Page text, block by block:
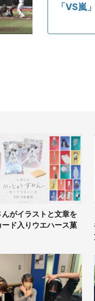
「VS嵐
がイラストと文章を
ド入りウエハース菓